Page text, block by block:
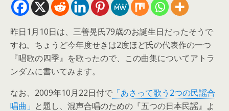
昨日1月10日は、三善晃氏79歳のお誕生日だったそうで
すね。ちょうど今年度せきは2度ほど氏の代表作の一つ
『唱歌の四季』を歌ったので、この曲集についてアトラ
ンダムに書いてみます。
なお、2009年10月22日付で 「あさって歌う2つの民謡合
唱曲」 と題し、混声合唱のための『五つの日本民謡』よ